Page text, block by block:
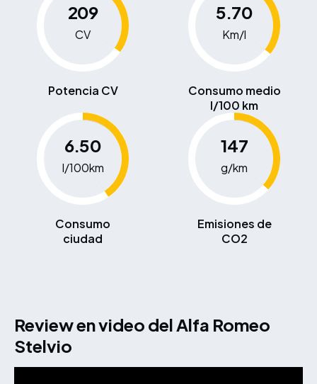
209
CV
Potencia CV
5.70
Km/l
Consumo medio
l/100 km
6.50
l/100km
Consumo
ciudad
147
g/km
Emisiones de
CO2
Review en video del Alfa Romeo
Stelvio